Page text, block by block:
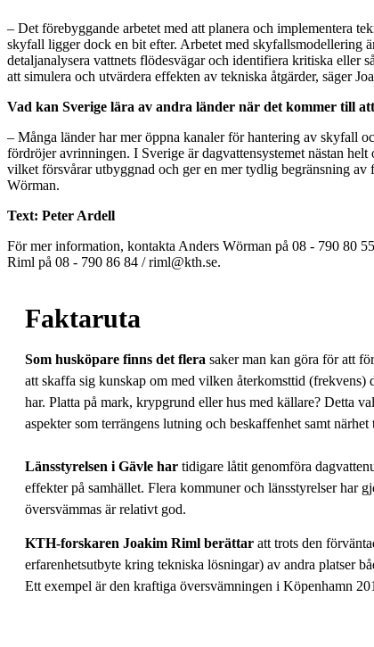
– Det förebyggande arbetet med att planera och implementera
skyfall ligger dock en bit efter. Arbetet med skyfallsmodellering
detaljanalysera vattnets flödesvägar och identifiera kritiska eller
att simulera och utvärdera effekten av tekniska åtgärder, säger
Vad kan Sverige lära av andra länder när det kommer till
– Många länder har mer öppna kanaler för hantering av skyfall
fördröjer avrinningen. I Sverige är dagvattensystemet nästan
vilket försvårar utbyggnad och ger en mer tydlig begränsning av
Wörman.
Text: Peter Ardell
För mer information, kontakta Anders Wörman på 08 - 790 80
Riml på 08 - 790 86 84 / riml@kth.se.
Faktaruta
Som husköpare finns det flera saker man kan göra för att
att skaffa sig kunskap om med vilken återkomsttid (frekvens)
har. Platta på mark, krypgrund eller hus med källare? Detta
aspekter som terrängens lutning och beskaffenhet samt
Länsstyrelsen i Gävle har tidigare låtit genomföra
effekter på samhället. Flera kommuner och länsstyrelser har
översvämmas är relativt god.
KTH-forskaren Joakim Riml berättar att trots den
erfarenhetsutbyte kring tekniska lösningar) av andra platser
Ett exempel är den kraftiga översvämningen i Köpenhamn